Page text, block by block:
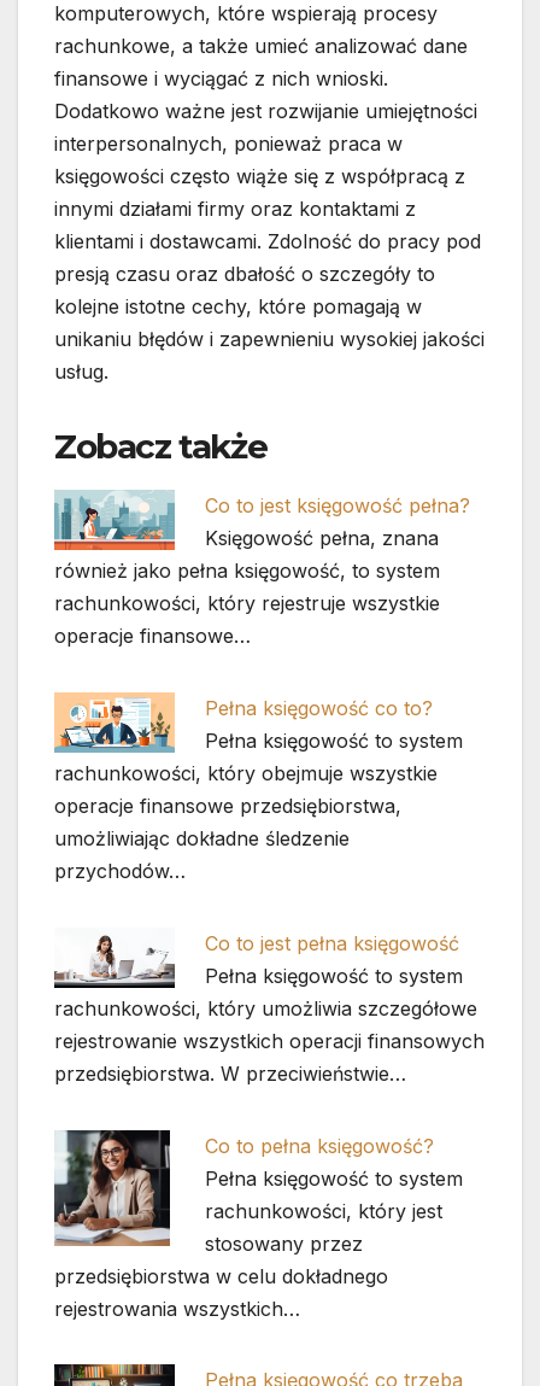
komputerowych, które wspierają procesy
rachunkowe, a także umieć analizować dane
finansowe i wyciągać z nich wnioski.
Dodatkowo ważne jest rozwijanie umiejętności
interpersonalnych, ponieważ praca w
księgowości często wiąże się z współpracą z
innymi działami firmy oraz kontaktami z
klientami i dostawcami. Zdolność do pracy pod
presją czasu oraz dbałość o szczegóły to
kolejne istotne cechy, które pomagają w
unikaniu błędów i zapewnieniu wysokiej jakości
usług.
Zobacz także
Co to jest księgowość pełna?
Księgowość pełna, znana
również jako pełna księgowość, to system
rachunkowości, który rejestruje wszystkie
operacje finansowe…
Pełna księgowość co to?
Pełna księgowość to system
rachunkowości, który obejmuje wszystkie
operacje finansowe przedsiębiorstwa,
umożliwiając dokładne śledzenie
przychodów…
Co to jest pełna księgowość
Pełna księgowość to system
rachunkowości, który umożliwia szczegółowe
rejestrowanie wszystkich operacji finansowych
przedsiębiorstwa. W przeciwieństwie…
Co to pełna księgowość?
Pełna księgowość to system
rachunkowości, który jest
stosowany przez
przedsiębiorstwa w celu dokładnego
rejestrowania wszystkich…
Pełna księgowość co trzeba